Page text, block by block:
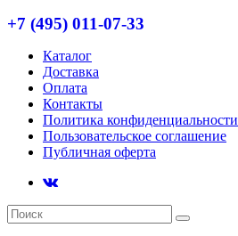
+7 (495) 011-07-33
Каталог
Доставка
Оплата
Контакты
Политика конфиденциальности
Пользовательское соглашение
Публичная оферта